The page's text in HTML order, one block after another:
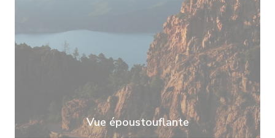
Vue époustouflante